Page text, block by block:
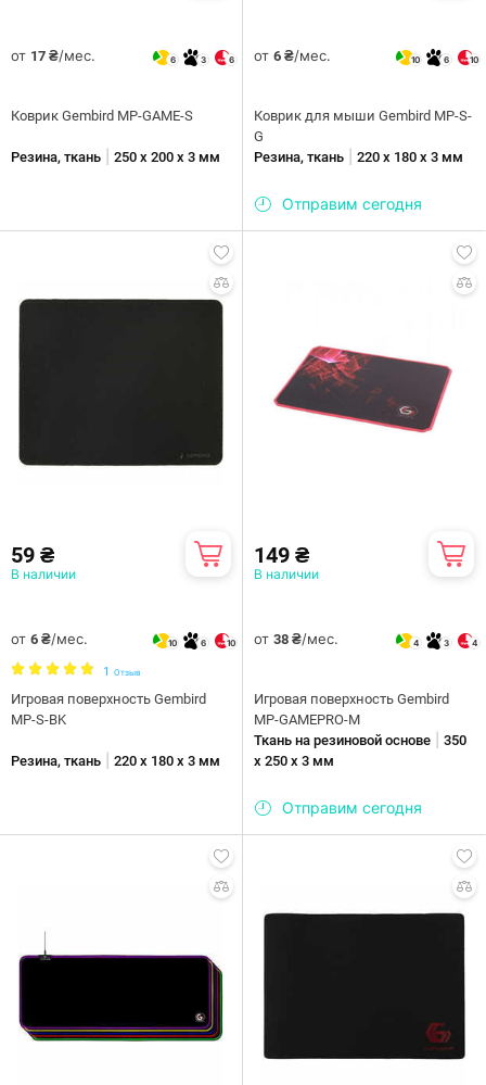
от 17 ₴/мес. 6 3 6
Коврик Gembird MP-GAME-S
Резина, ткань 250 х 200 х 3 мм
от 6 ₴/мес. 10 6 10
Коврик для мыши Gembird MP-S-
G
Резина, ткань
220 х 180 х 3 мм
Отправим сегодня
59 ₴
В наличии
от 6 ₴/мес. 10 6 10
1 Отзыв
Игровая поверхность Gembird
MP-S-BK
Резина, ткань 220 х 180 х 3 мм
149 ₴
В наличии
от 38 ₴/мес. 4 3 4
Игровая поверхность Gembird
MP-GAMEPRO-M
Ткань на резиновой основе
350
х 250 х 3 мм
Отправим сегодня